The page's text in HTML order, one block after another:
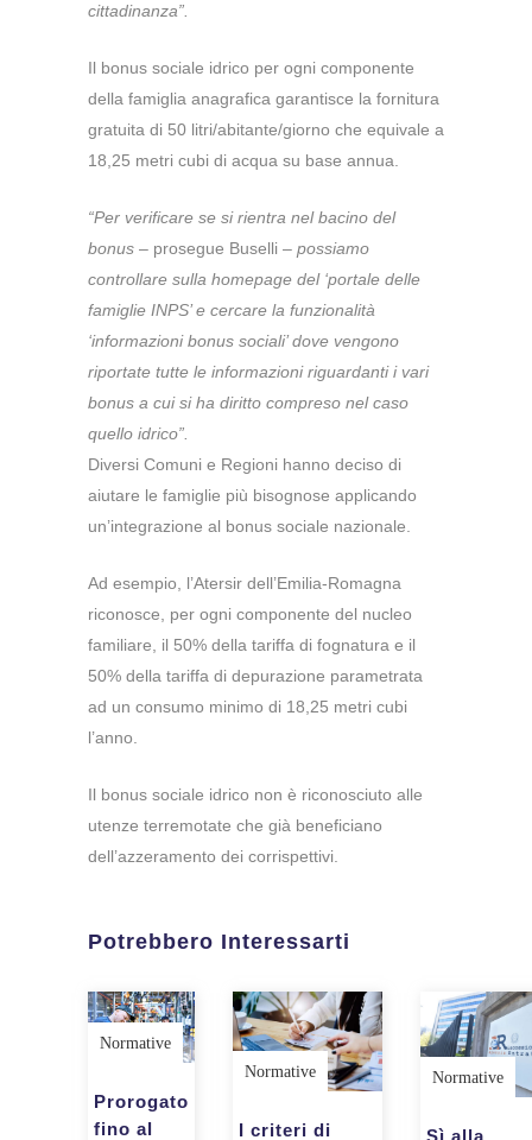
cittadinanza”.
Il bonus sociale idrico per ogni componente
della famiglia anagrafica garantisce la fornitura
gratuita di 50 litri/abitante/giorno che equivale a
18,25 metri cubi di acqua su base annua.
“Per verificare se si rientra nel bacino del
bonus – prosegue Buselli – possiamo
controllare sulla homepage del ‘portale delle
famiglie INPS’ e cercare la funzionalità
‘informazioni bonus sociali’ dove vengono
riportate tutte le informazioni riguardanti i vari
bonus a cui si ha diritto compreso nel caso
quello idrico”.
Diversi Comuni e Regioni hanno deciso di
aiutare le famiglie più bisognose applicando
un’integrazione al bonus sociale nazionale.
Ad esempio, l’Atersir dell’Emilia-Romagna
riconosce, per ogni componente del nucleo
familiare, il 50% della tariffa di fognatura e il
50% della tariffa di depurazione parametrata
ad un consumo minimo di 18,25 metri cubi
l’anno.
Il bonus sociale idrico non è riconosciuto alle
utenze terremotate che già beneficiano
dell’azzeramento dei corrispettivi.
Potrebbero Interessarti
Normative
Prorogato
fino al
Normative
I criteri di
Normative
Sì alla